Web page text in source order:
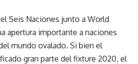
Seis Naciones junto a World
apertura importante a naciones
mundo ovalado. Si bien el
gran parte del fixture 2020, el